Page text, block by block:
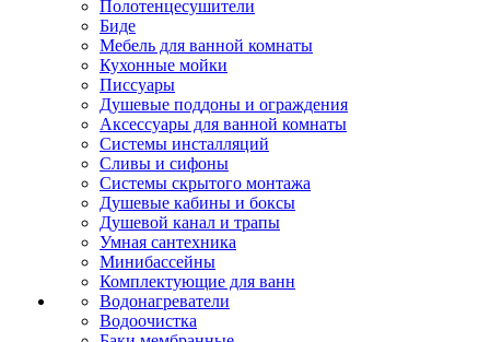
Полотенцесушители
Биде
Мебель для ванной комнаты
Кухонные мойки
Писсуары
Душевые поддоны и ограждения
Аксессуары для ванной комнаты
Системы инсталляций
Сливы и сифоны
Системы скрытого монтажа
Душевые кабины и боксы
Душевой канал и трапы
Умная сантехника
Минибассейны
Комплектующие для ванн
Водонагреватели
Водоочистка